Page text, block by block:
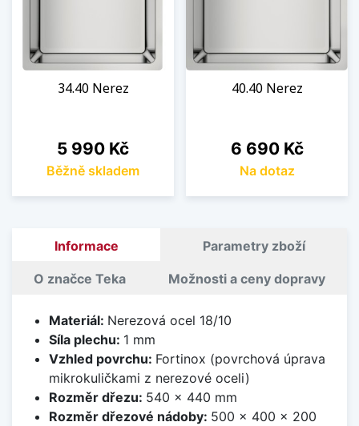
34.40 Nerez
Cena
5 990 Kč
Běžně skladem
40.40 Nerez
Cena
6 690 Kč
Na dotaz
Informace Parametry zboží
O značce Teka Možnosti a ceny dopravy
Materiál: Nerezová ocel 18/10
Síla plechu: 1 mm
Vzhled povrchu: Fortinox (povrchová úprava
mikrokuličkami z nerezové oceli)
Rozměr dřezu: 540 x 440 mm
Rozměr dřezové nádoby: 500 x 400 x 200